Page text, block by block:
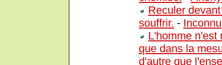
Reculer
souffrir. - Inconnu
L'homme n'est
que dans la
d'autre que